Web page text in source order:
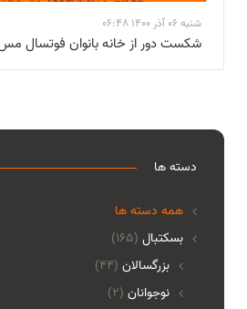
شنبه 06 آذر 1400 06:48
شکست دور از خانه بانوان فوتسال
دسته ها
همه دسته ها
(165) بسکتبال
بزرگسالان (44)
نوجوانان (2)